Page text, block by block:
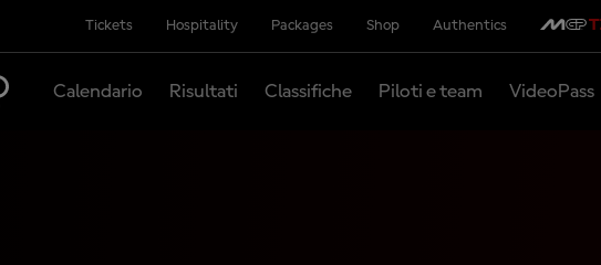
Tickets Hospitality Packages Shop Authentics
Calendario Risultati Classifiche Piloti e team VideoPass